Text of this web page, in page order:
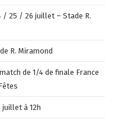
/ 25 / 26 juillet – Stade R.
R. Miramond
de 1/4 de finale France
juillet à 12h